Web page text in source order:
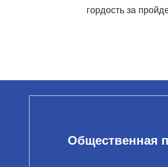
гордость за
Общественная